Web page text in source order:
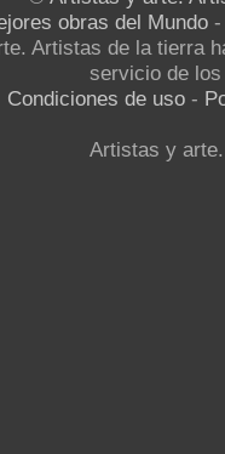
obras del Mundo
Artistas de la tierra
servicio de
Condiciones de uso -
Artistas y